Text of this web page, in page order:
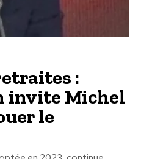
:
invite Michel
le